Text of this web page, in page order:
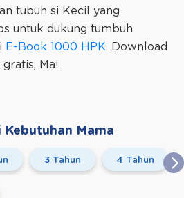
tubuh si Kecil yang
untuk dukung tumbuh
E-Book 1000 HPK. Download
Ma!
Mama
3 Tahun 4 Tahun